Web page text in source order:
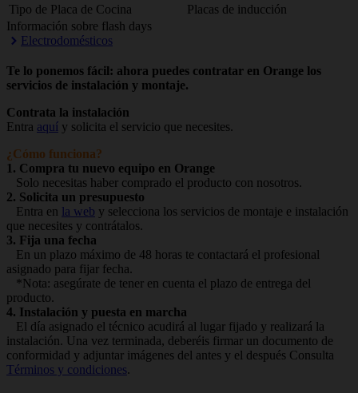
Tipo de Placa de Cocina
Placas de inducción
Información sobre flash days
Electrodomésticos
Te lo ponemos fácil: ahora puedes contratar en Orange los
servicios de instalación y montaje.
Contrata la instalación
Entra aquí y solicita el servicio que necesites.
¿Cómo funciona?
1. Compra tu nuevo equipo en Orange
Solo necesitas haber comprado el producto con nosotros.
2. Solicita un presupuesto
Entra en la web y selecciona los servicios de montaje e instalación
que necesites y contrátalos.
3. Fija una fecha
En un plazo máximo de 48 horas te contactará el profesional
asignado para fijar fecha.
*Nota: asegúrate de tener en cuenta el plazo de entrega del
producto.
4. Instalación y puesta en marcha
El día asignado el técnico acudirá al lugar fijado y realizará la
instalación. Una vez terminada, deberéis firmar un documento de
conformidad y adjuntar imágenes del antes y el después Consulta
Términos y condiciones.